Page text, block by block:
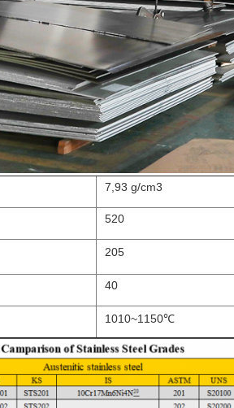
7,93 g/cm3
520
205
40
1010~1150℃